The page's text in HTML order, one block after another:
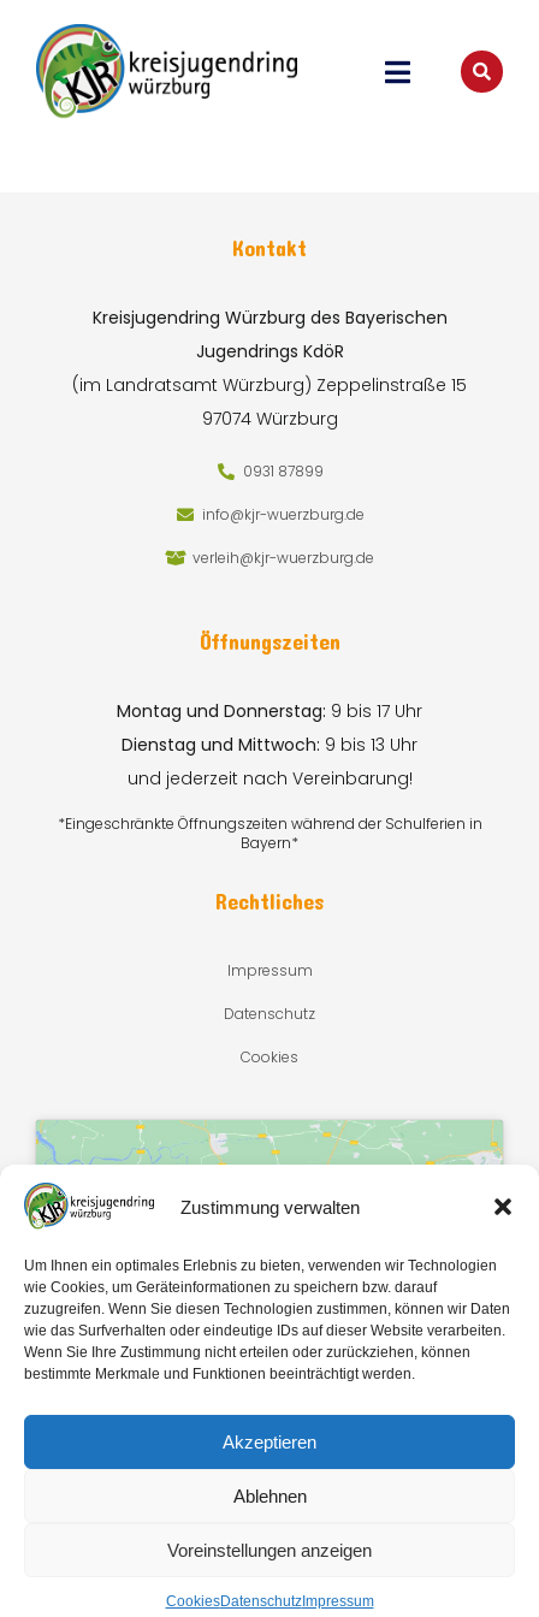
Zustimmung verwalten
Um Ihnen ein optimales Erlebnis zu bieten, verwenden wir Technologien
wie Cookies, um Geräteinformationen zu speichern bzw. darauf
zuzugreifen. Wenn Sie diesen Technologien zustimmen, können wir Daten
wie das Surfverhalten oder eindeutige IDs auf dieser Website verarbeiten.
Wenn Sie Ihre Zustimmung nicht erteilen oder zurückziehen, können
bestimmte Merkmale und Funktionen beeinträchtigt werden.
Akzeptieren
Ablehnen
Voreinstellungen anzeigen
CookiesDatenschutzImpressum
Kontakt
Kreisjugendring Würzburg des Bayerischen
Jugendrings KdöR
(im Landratsamt Würzburg) Zeppelinstraße 15
97074 Würzburg
0931 87899
info@kjr-wuerzburg.de
verleih@kjr-wuerzburg.de
Öffnungszeiten
Montag und Donnerstag: 9 bis 17 Uhr
Dienstag und Mittwoch: 9 bis 13 Uhr
und jederzeit nach Vereinbarung!
*Eingeschränkte Öffnungszeiten während der Schulferien in
Bayern*
Rechtliches
Impressum
Datenschutz
Cookies
Klicke hier, um Marketing-Cookies zu
akzeptieren und diesen Inhalt zu
aktivieren
Copyright © 2026